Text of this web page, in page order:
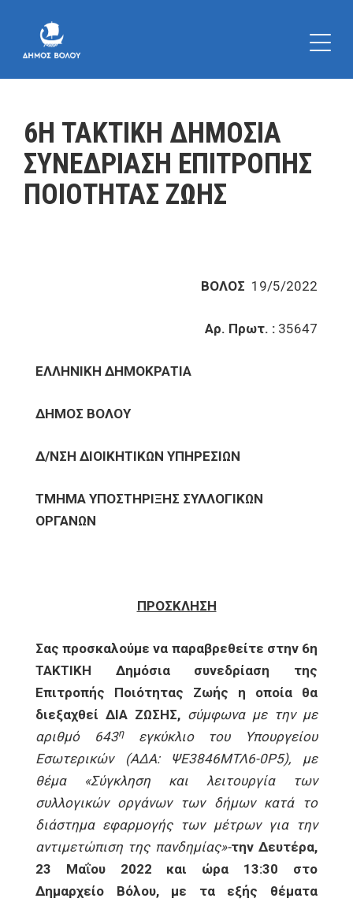
6Η ΤΑΚΤΙΚΗ ΔΗΜΟΣΙΑ
ΣΥΝΕΔΡΙΑΣΗ ΕΠΙΤΡΟΠΗΣ
ΠΟΙΟΤΗΤΑΣ ΖΩΗΣ
ΒΟΛΟΣ 19/5/2022
Αρ. Πρωτ. : 35647
ΕΛΛΗΝΙΚΗ ΔΗΜΟΚΡΑΤΙΑ
ΔΗΜΟΣ ΒΟΛΟΥ
Δ/ΝΣΗ ΔΙΟΙΚΗΤΙΚΩΝ ΥΠΗΡΕΣΙΩΝ
ΤΜΗΜΑ ΥΠΟΣΤΗΡΙΞΗΣ ΣΥΛΛΟΓΙΚΩΝ
ΟΡΓΑΝΩΝ
ΠΡΟΣΚΛΗΣΗ
Σας προσκαλούμε να παραβρεθείτε στην 6η
ΤΑΚΤΙΚΗ Δημόσια συνεδρίαση της
Επιτροπής Ποιότητας Ζωής η οποία θα
διεξαχθεί ΔΙΑ ΖΩΣΗΣ, σύμφωνα με την με
αριθμό 643ηεγκύκλιο του Υπουργείου
Εσωτερικών (ΑΔΑ: ΨΕ3846ΜΤΛ6-0Ρ5), με
θέμα «Σύγκληση και λειτουργία των
συλλογικών οργάνων των δήμων κατά το
διάστημα εφαρμογής των μέτρων για την
αντιμετώπιση της πανδημίας»-την Δευτέρα,
23 Μαΐου 2022 και ώρα 13:30 στο
Δημαρχείο Βόλου, με τα εξής θέματα